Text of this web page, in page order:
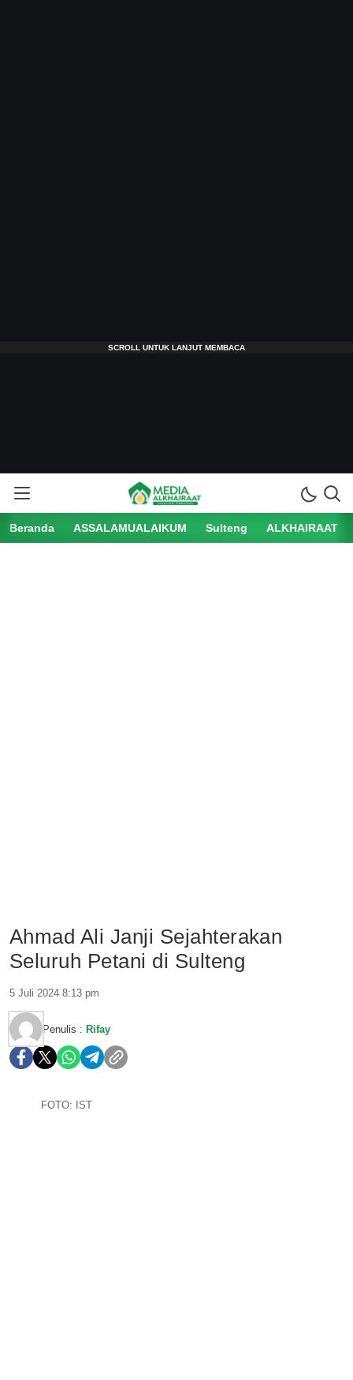
Beranda ASSALAMUALAIKUM Sulteng ALKHAIRAAT
Ahmad Ali Janji Sejahterakan
Seluruh Petani di Sulteng
5 Juli 2024 8:13 pm
Penulis : Rifay
FOTO: IST